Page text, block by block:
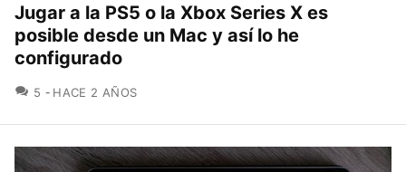
Jugar a la PS5 o la Xbox Series X es
posible desde un Mac y así lo he
configurado
5 COMENTARIOS
HACE 2 AÑOS